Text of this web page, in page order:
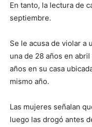
En tanto, la lectura de
septiembre.
Se le acusa de violar a
una de 28 años en
años en su casa
mismo año.
Las mujeres señalan
luego las drogó antes